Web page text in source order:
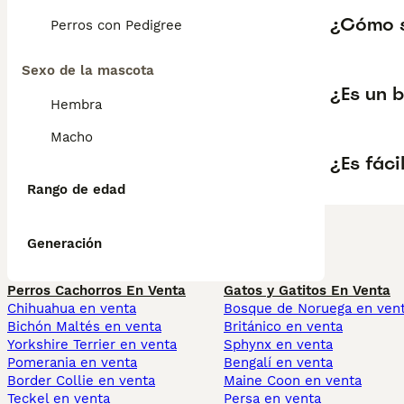
Perros con Pedigree
Sexo de la mascota
Hembra
Macho
Rango de edad
Generación
¿Cómo
¿Es un
¿Es
Perros Cachorros En Venta
Chihuahua en venta
Bichón Maltés en venta
Yorkshire Terrier en venta
Pomerania en venta
Border Collie en venta
Teckel en venta
Gatos y Gatitos En Venta
Bosque de Noruega en
Británico en venta
Sphynx en venta
Bengalí en venta
Maine Coon en venta
Persa en venta